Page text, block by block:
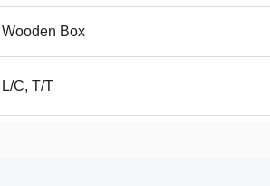
Wooden Box
L/C, T/T